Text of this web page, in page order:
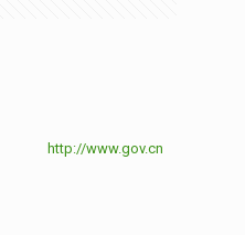
http://www.gov.cn